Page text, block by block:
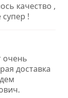
качество ,
!
очень
доставка